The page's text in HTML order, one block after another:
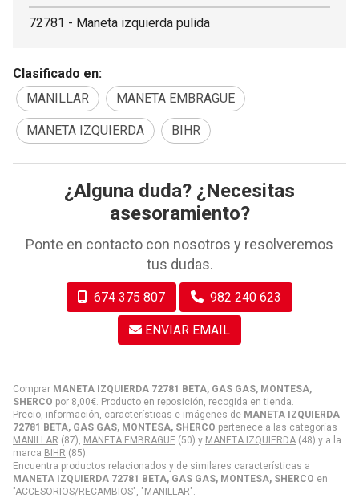
Comprar MANETA IZQUIERDA 72781 BETA, GAS GAS, MONTESA,
SHERCO por 8,00€ . Producto en reposición, recogida en tienda.
Precio, información, características e imágenes de MANETA IZQUIERDA
72781 BETA, GAS GAS, MONTESA, SHERCO pertenece a las categorías
MANILLAR (87), MANETA EMBRAGUE (50) y MANETA IZQUIERDA (48) y a la
marca BIHR (85).
Encuentra productos relacionados y de similares características a
MANETA IZQUIERDA 72781 BETA, GAS GAS, MONTESA, SHERCO en
"ACCESORIOS/RECAMBIOS", "MANILLAR".
72781 - Maneta izquierda pulida
Clasificado en:
MANILLAR
MANETA EMBRAGUE
MANETA IZQUIERDA BIHR
¿Alguna duda? ¿Necesitas
asesoramiento?
Ponte en contacto con nosotros y resolveremos
tus dudas.
674 375 807 982 240 623
ENVIAR EMAIL